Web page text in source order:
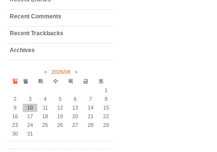
Recent Comments
Recent Trackbacks
Archives
« 2026/08 »
일 월 화 수 목 금
토
1
2
3 4 5 6 7
8
9
10 11 12 13 14
15
16
17 18 19 20 21
22
23
24 25 26 27 28
29
30
31